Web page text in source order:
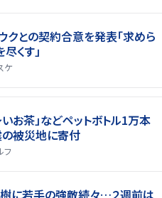
クとの契約合意を発表「求めら
くす」
ケ
お茶」などペットボトル1万本
の被災地に寄付
フ